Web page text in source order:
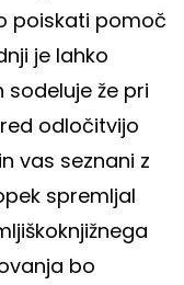
poiskati pomoč
je lahko
že pri
odločitvijo
vas seznani z
spremljal
bo